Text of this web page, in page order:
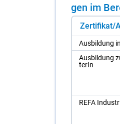
gen im
Zertifikat/
Aus­bil­dung
Aus­bil­dung
te­rIn
REFA